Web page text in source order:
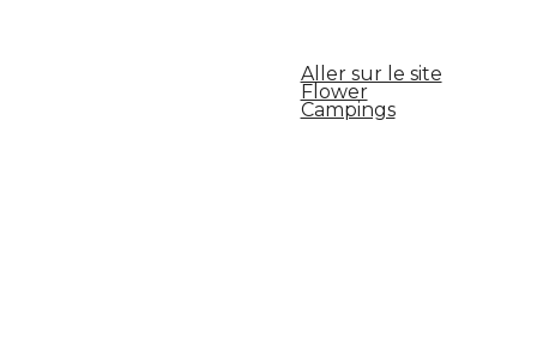
Aller sur le site
Flower
Campings